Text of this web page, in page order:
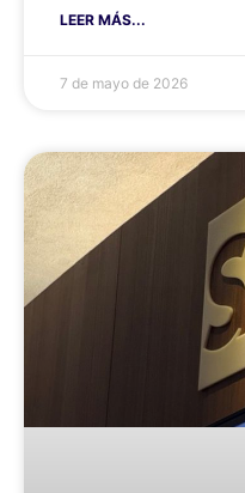
LEER MÁS...
7 de mayo de 2026